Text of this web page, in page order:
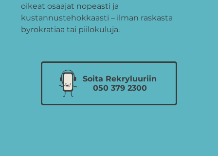
oikeat osaajat nopeasti ja
kustannustehokkaasti – ilman raskasta
byrokratiaa tai piilokuluja.
Soita Rekryluuriin
050 379 2300